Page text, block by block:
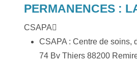
PERMANENCES :
CSAPA
CSAPA : Centre de soins,
74 Bv Thiers 88200